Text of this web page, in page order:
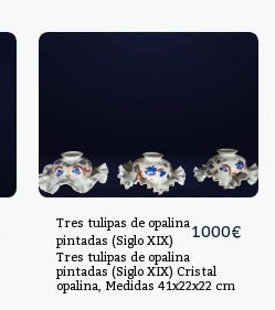
Tres tulipas de opalina
pintadas (Siglo XIX) 1000€
Tres tulipas de opalina
pintadas (Siglo XIX) Cristal
opalina, Medidas 41x22x22 cm